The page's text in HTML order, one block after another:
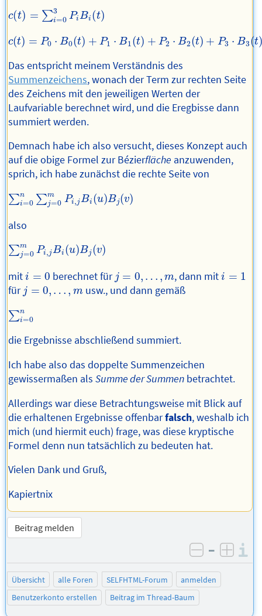
c(t) = ∑3
i=0 PiBi (t)
(t) =03P i(t )
c(t) = P0 ⋅ B0(t) + P1 ⋅ B1(t) + P2 ⋅ B2(t) + P3 ⋅ B3(t
c(t)= ⋅B t)+ P1⋅ B (t) P2⋅ B2( ) P3 3( )
Das entspricht meinem Verständnis des
Summenzeichens, wonach der Term zur rechten Seite
des Zeichens mit den jeweiligen Werten der
Laufvariable berechnet wird, und die Eregbisse dann
summiert werden.
Demnach habe ich also versucht, dieses Konzept auch
auf die obige Formel zur Bézierfläche anzuwenden,
sprich, ich habe zunächst die rechte Seite von
∑n
i=0 ∑m
j=0 Pi,jBi (u)Bj(v)
∑i=0 ∑j=0m Pi, Bi( u) Bj (v )
also
∑m
j=0 Pi,jBi (u)Bj (v)
∑j=0 Pi Bi u)Bj(v )
miti = 0
i=0 berechnet für j = 0, … , m
j= 0, … , dann miti = 1
i=1
für j = 0, … , m
j= 0, … usw., und dann gemäß
∑n
i=0
∑i=0
die Ergebnisse abschließend summiert.
Ich habe also das doppelte Summenzeichen
gewissermaßen alsSumme der Summen betrachtet.
Allerdings war diese Betrachtungsweise mit Blick auf
die erhaltenen Ergebnisse offenbarfalsch, weshalb ich
mich (und hiermit euch) frage, was diese kryptische
Formel denn nun tatsächlich zu bedeuten hat.
Vielen Dank und Gruß,
Kapiertnix
Beitrag melden
negativ
–
Übersicht alle Foren SELFHTML-Forum
anmelden
Benutzerkonto erstellen
Beitrag im Thread-Baum